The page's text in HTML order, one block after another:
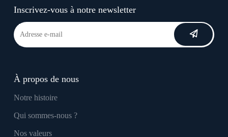
Inscrivez-vous à notre newsletter
À propos de nous
Notre histoire
Qui sommes-nous ?
Nos valeurs